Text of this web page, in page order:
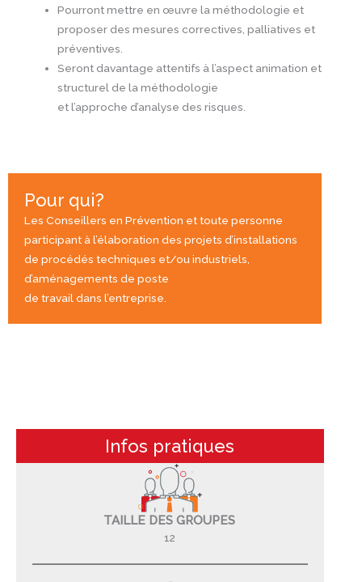
Pourront mettre en œuvre la méthodologie et
proposer des mesures correctives, palliatives et
préventives.
Seront davantage attentifs à l’aspect animation et
structurel de la méthodologie
et l’approche d’analyse des risques.
Pour qui?
Les Conseillers en Prévention et toute personne
participant à l’élaboration des projets d’installations
de procédés techniques et/ou industriels,
d’aménagements de poste
de travail dans l’entreprise.
Infos pratiques
TAILLE DES GROUPES
12